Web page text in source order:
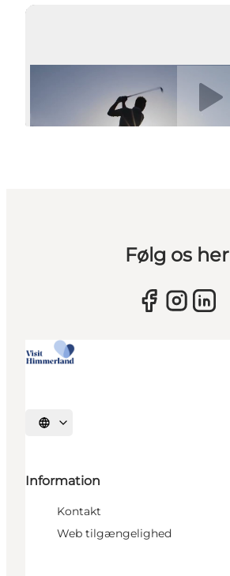
Følg os her
Vælg sprog
Information
Kontakt
Web tilgængelighed